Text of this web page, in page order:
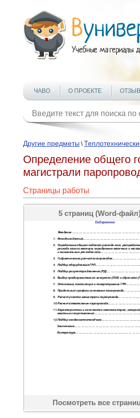
ЧАВО О ПРОЕКТЕ
Другие предметы \
Определение общего
магистрали
Страницы работы
5 страниц (Word-
Посмотреть все